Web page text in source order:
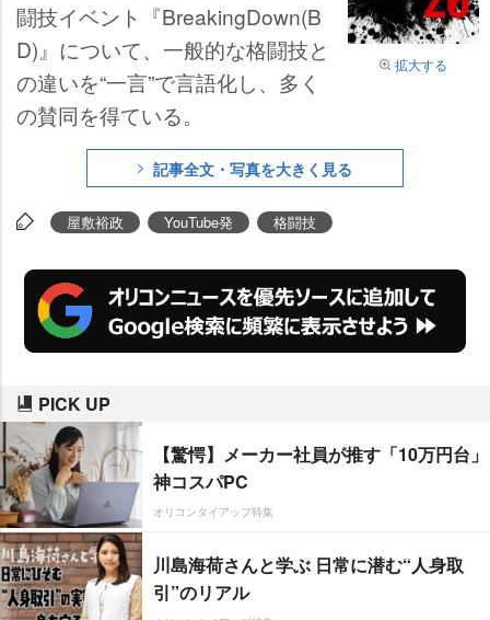
拡大する
闘技イベント『BreakingDown(B
D)』について、一般的な格闘技と
の違いを“一言”で言語化し、多く
の賛同を得ている。
記事全文・写真を大きく見る
屋敷裕政 YouTube発 格闘技
PICK UP
【驚愕】メーカー社員が推す「10万円台」
神コスパPC
オリコンタイアップ特集
川島海荷さんと学ぶ 日常に潜む“人身取
引”のリアル